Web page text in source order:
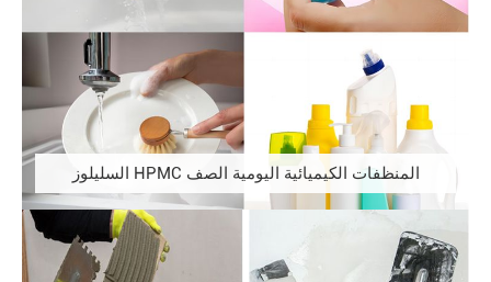
المنظفات الكيميائية اليومية الصف HPMC السليلوز